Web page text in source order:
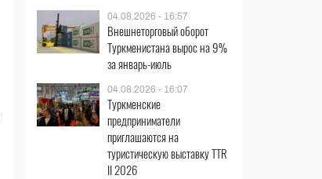
04.08.2026 - 16:57
Внешнеторговый оборот
Туркменистана вырос на 9%
за январь-июль
04.08.2026 - 16:07
Туркменские
предприниматели
приглашаются на
туристическую выставку TTR
II 2026